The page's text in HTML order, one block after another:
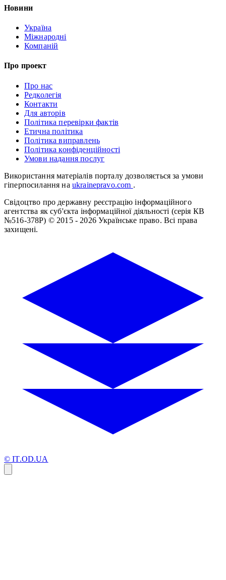
Новини
Україна
Міжнародні
Компаній
Про проект
Про нас
Редколегія
Контакти
Для авторів
Політика перевірки фактів
Етична політика
Політика виправлень
Політика конфіденційності
Умови надання послуг
Використання матеріалів порталу дозволяється за умови
гіперпосилання на ukrainepravo.com .
Свідоцтво про державну реєстрацію інформаційного
агентства як суб'єкта інформаційної діяльності (серія КВ
№516-378Р) © 2015 - 2026 Українське право. Всі права
захищені.
© IT.OD.UA